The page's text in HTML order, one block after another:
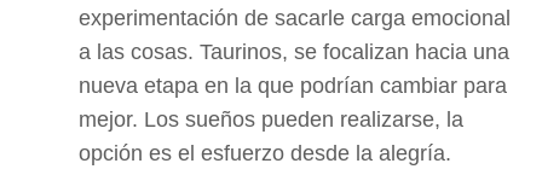
experimentación de sacarle carga emocional
a las cosas. Taurinos, se focalizan hacia una
nueva etapa en la que podrían cambiar para
mejor. Los sueños pueden realizarse, la
opción es el esfuerzo desde la alegría.